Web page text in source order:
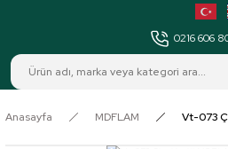
0216 606
Anasayfa MDFLAM Vt-073